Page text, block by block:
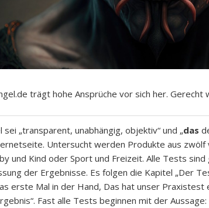
trägt hohe Ansprüche vor sich her. Gerecht
sei „transparent, unabhängig, objektiv“ und „das
Untersucht werden Produkte aus zwölf
und Kind oder Sport und Freizeit. Alle Tests
der Ergebnisse. Es folgen die Kapitel „Der
erste Mal in der Hand, Das hat unser
Fast alle Tests beginnen mit der